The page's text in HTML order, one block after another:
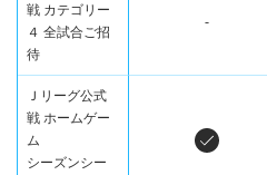
戦 カテゴリー
４ 全試合ご招
待
-
Ｊリーグ公式
戦 ホームゲー
ム
シーズンシー